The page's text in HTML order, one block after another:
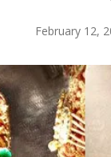
February 12,